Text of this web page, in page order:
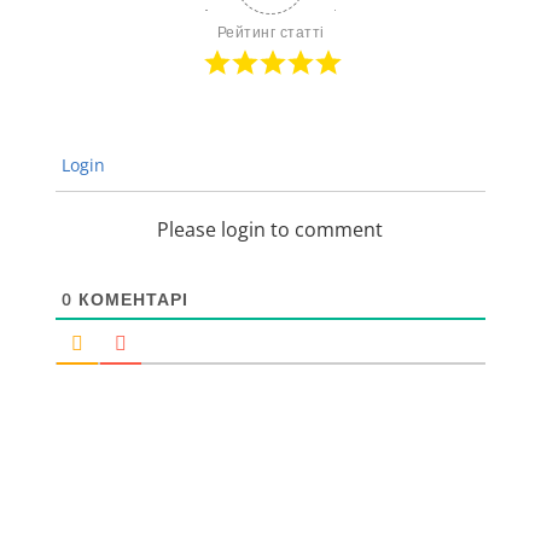
Рейтинг статті
Login
Please login to comment
0 КОМЕНТАРІ